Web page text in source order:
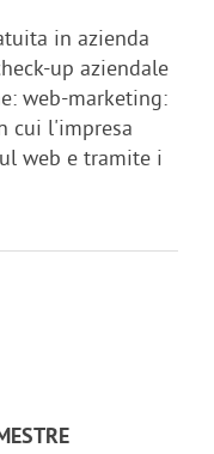
in azienda
up aziendale
web-marketing:
cui l'impresa
web e tramite i